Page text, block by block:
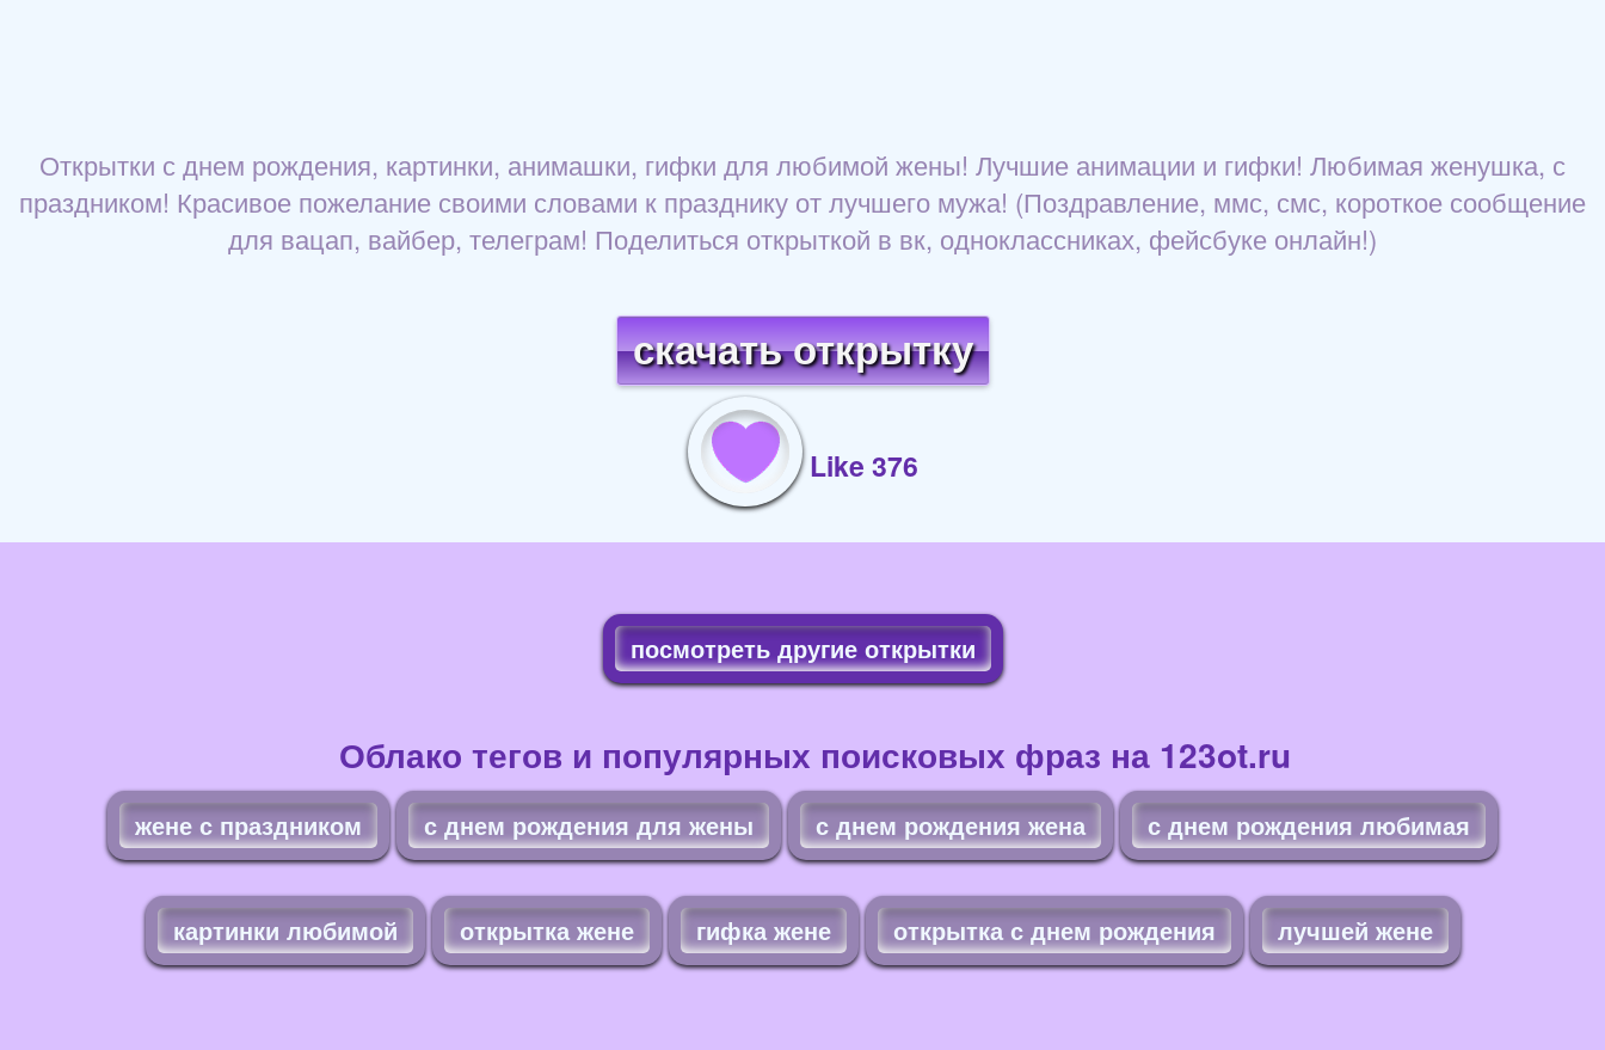
Открытки с днем рождения, картинки, анимашки, гифки для любимой жены! Лучшие анимации и гифки! Любимая женушка, с
праздником! Красивое пожелание своими словами к празднику от лучшего мужа! (Поздравление, ммс, смс, короткое сообщение
для вацап, вайбер, телеграм! Поделиться открыткой в вк, одноклассниках, фейсбуке онлайн!)
скачать открытку
Like 376
посмотреть другие открытки
Облако тегов и популярных поисковых фраз на 123ot.ru
жене с праздником с днем рождения для жены с днем рождения жена с днем рождения любимая
картинки любимой открытка жене гифка жене открытка с днем рождения лучшей жене